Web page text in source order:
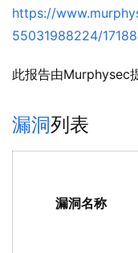
https://
55031988224/
此报告由Murphysec
漏洞列表
漏洞名称